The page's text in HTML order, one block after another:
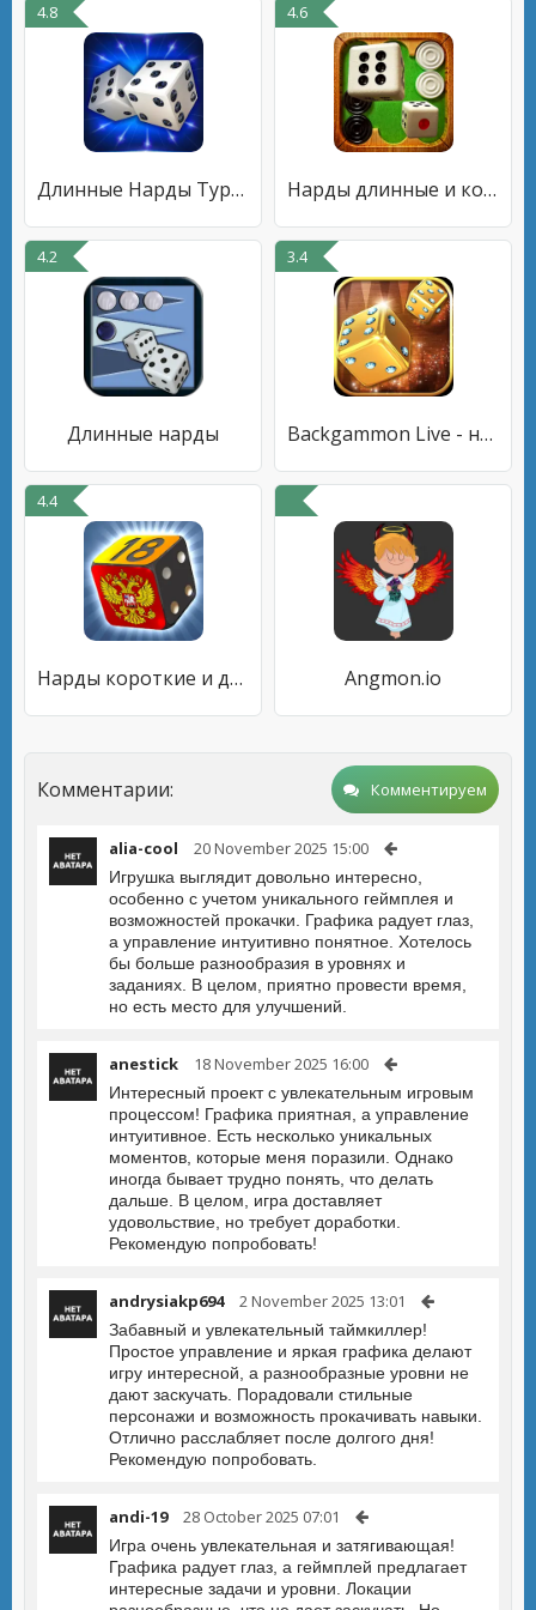
4.8
Длинные Нарды Турнир
4.6
Нарды длинные и короткие
4.2
Длинные нарды
3.4
Backgammon Live - нарды онлайн
4.4
Нарды короткие и длинные Angmon.io
Комментарии: Комментируем
alia-cool 20 November 2025 15:00
Игрушка выглядит довольно интересно,
особенно с учетом уникального геймплея и
возможностей прокачки. Графика радует глаз,
а управление интуитивно понятное. Хотелось
бы больше разнообразия в уровнях и
заданиях. В целом, приятно провести время,
но есть место для улучшений.
anestick 18 November 2025 16:00
Интересный проект с увлекательным игровым
процессом! Графика приятная, а управление
интуитивное. Есть несколько уникальных
моментов, которые меня поразили. Однако
иногда бывает трудно понять, что делать
дальше. В целом, игра доставляет
удовольствие, но требует доработки.
Рекомендую попробовать!
andrysiakp694 2 November 2025 13:01
Забавный и увлекательный таймкиллер!
Простое управление и яркая графика делают
игру интересной, а разнообразные уровни не
дают заскучать. Порадовали стильные
персонажи и возможность прокачивать навыки.
Отлично расслабляет после долгого дня!
Рекомендую попробовать.
andi-19 28 October 2025 07:01
Игра очень увлекательная и затягивающая!
Графика радует глаз, а геймплей предлагает
интересные задачи и уровни. Локации